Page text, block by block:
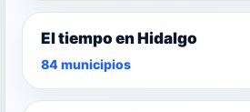
El tiempo en Hidalgo
84 municipios